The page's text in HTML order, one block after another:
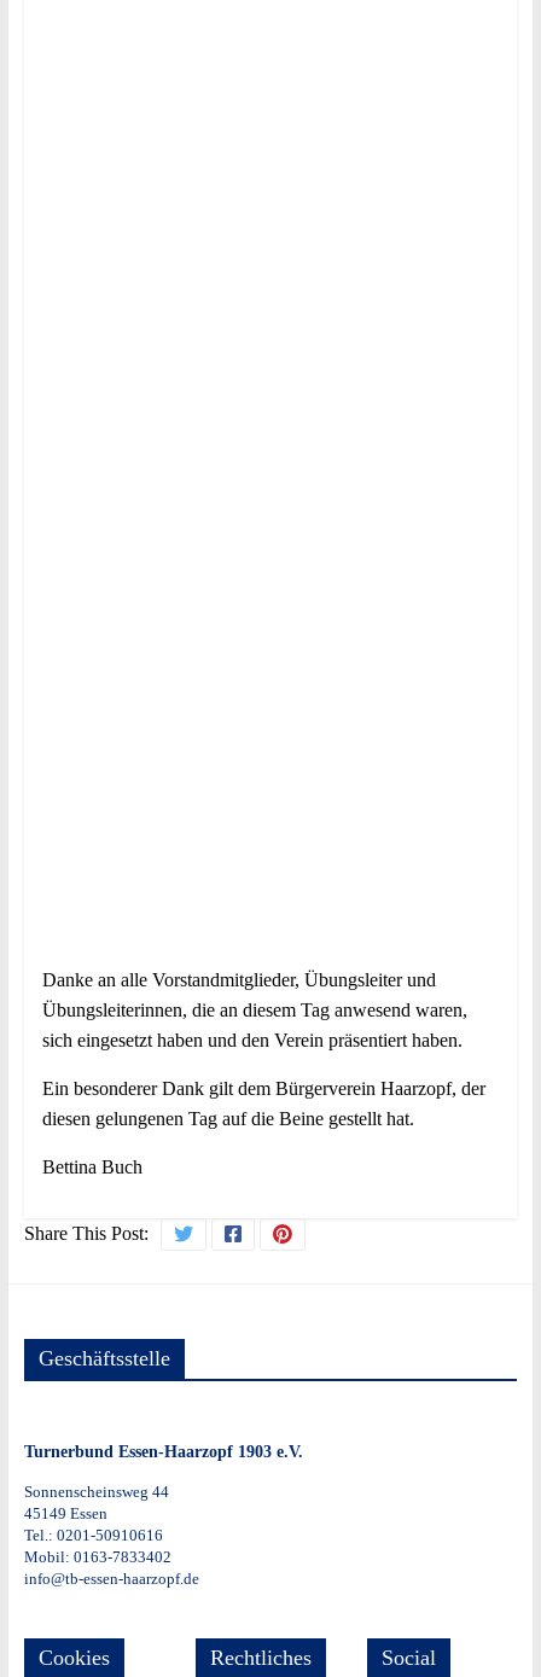
Danke an alle Vorstandmitglieder, Übungsleiter und
Übungsleiterinnen, die an diesem Tag anwesend waren,
sich eingesetzt haben und den Verein präsentiert haben.
Ein besonderer Dank gilt dem Bürgerverein Haarzopf, der
diesen gelungenen Tag auf die Beine gestellt hat.
Bettina Buch
Share This Post:
Geschäftsstelle
Turnerbund Essen-Haarzopf 1903 e.V.
Sonnenscheinsweg 44
45149 Essen
Tel.: 0201-50910616
Mobil: 0163-7833402
info@tb-essen-haarzopf.de
Cookies Rechtliches Social